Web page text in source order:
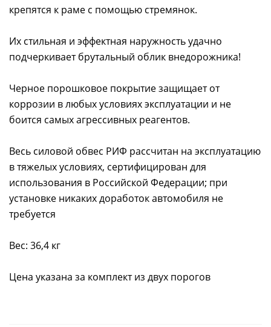
крепятся к раме с помощью стремянок.
Их стильная и эффектная наружность удачно
подчеркивает брутальный облик внедорожника!
Черное порошковое покрытие защищает от
коррозии в любых условиях эксплуатации и не
боится самых агрессивных реагентов.
Весь силовой обвес РИФ рассчитан на эксплуатацию
в тяжелых условиях, сертифицирован для
использования в Российской Федерации; при
установке никаких доработок автомобиля не
требуется
Вес: 36,4 кг
Цена указана за комплект из двух порогов